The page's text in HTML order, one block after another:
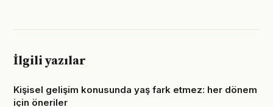
İlgili yazılar
Kişisel gelişim konusunda yaş fark etmez: her dönem
için öneriler